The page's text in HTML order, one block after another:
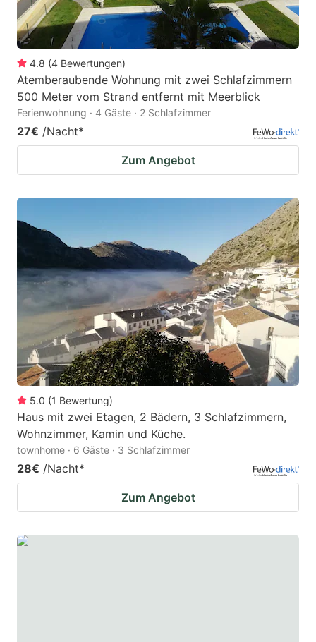
4.8 (4 Bewertungen)
Atemberaubende Wohnung mit zwei Schlafzimmern
500 Meter vom Strand entfernt mit Meerblick
Ferienwohnung · 4 Gäste · 2 Schlafzimmer
27€ /Nacht*
Zum Angebot
5.0 (1 Bewertung)
Haus mit zwei Etagen, 2 Bädern, 3 Schlafzimmern,
Wohnzimmer, Kamin und Küche.
townhome · 6 Gäste · 3 Schlafzimmer
28€ /Nacht*
Zum Angebot